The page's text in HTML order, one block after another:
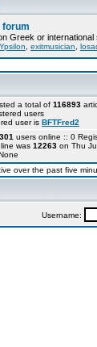
forum
Greek or international
Ypsilon exitmusician
a total of 116893
users
user is BFTFred2
users online :: 0
was 12263 on Thu
over the past five
Username: